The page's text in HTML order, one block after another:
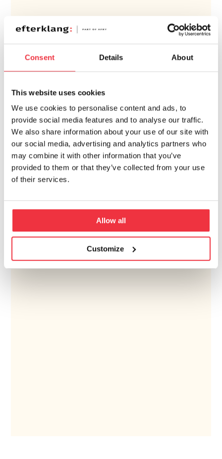
Consent Details About
This website uses cookies
We use cookies to personalise content and ads, to
provide social media features and to analyse our traffic.
We also share information about your use of our site with
our social media, advertising and analytics partners who
may combine it with other information that you’ve
provided to them or that they’ve collected from your use
of their services.
Allow all
Customize